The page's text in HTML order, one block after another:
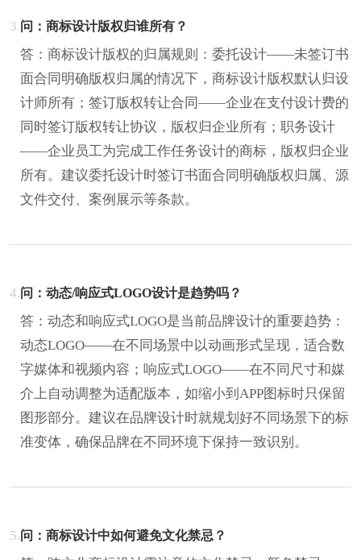
3.问：商标设计版权归谁所有？
答：商标设计版权的归属规则：委托设计——未签订书
面合同明确版权归属的情况下，商标设计版权默认归设
计师所有；签订版权转让合同——企业在支付设计费的
同时签订版权转让协议，版权归企业所有；职务设计
——企业员工为完成工作任务设计的商标，版权归企业
所有。建议委托设计时签订书面合同明确版权归属、源
文件交付、案例展示等条款。
4.问：动态/响应式LOGO设计是趋势吗？
答：动态和响应式LOGO是当前品牌设计的重要趋势：
动态LOGO——在不同场景中以动画形式呈现，适合数
字媒体和视频内容；响应式LOGO——在不同尺寸和媒
介上自动调整为适配版本，如缩小到APP图标时只保留
图形部分。建议在品牌设计时就规划好不同场景下的标
准变体，确保品牌在不同环境下保持一致识别。
5.问：商标设计中如何避免文化禁忌？